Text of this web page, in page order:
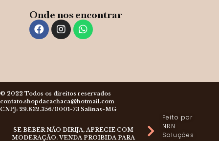
Onde nos encontrar
© 2022 Todos os direitos reservados
contato.shopdacachaca@hotmail.com
CNPJ: 29.832.356/0001-73 Salinas-MG
SE BEBER NÃO DIRIJA, APRECIE COM
MODERAÇÃO. VENDA PROIBIDA PARA
Feito por
NRN
Soluções